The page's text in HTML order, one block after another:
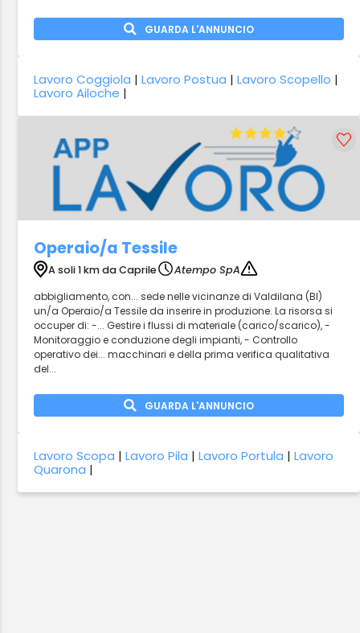
GUARDA L'ANNUNCIO
Lavoro Coggiola |Lavoro Postua |Lavoro Scopello |
Lavoro Ailoche |
Operaio/a Tessile
A soli 1 km da Caprile
Atempo SpA
abbigliamento, con... sede nelle vicinanze di Valdilana (BI)
un/a Operaio/a Tessile da inserire in produzione. La risorsa si
occuper di: -... Gestire i flussi di materiale (carico/scarico), -
Monitoraggio e conduzione degli impianti, - Controllo
operativo dei... macchinari e della prima verifica qualitativa
del...
GUARDA L'ANNUNCIO
Lavoro Scopa |Lavoro Pila |Lavoro Portula |Lavoro
Quarona |